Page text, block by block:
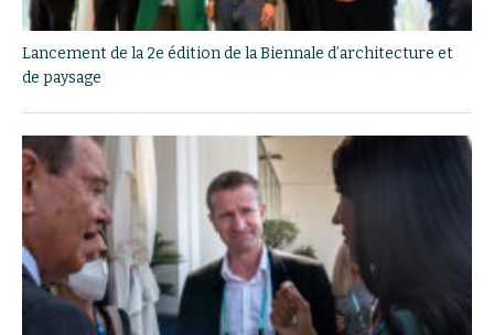
Lancement de la 2e édition de la Biennale d’architecture et
de paysage